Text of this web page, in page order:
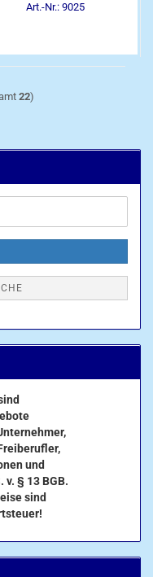
Art.-Nr.: 9025
22)
und
v. § 13 BGB.
sind